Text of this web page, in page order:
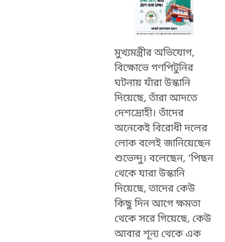
মুখ্যমন্ত্রীর অভিযোগ,
বিক্ষোভে গণপিটুনির
ঘটনায় যাঁরা উস্কানি
দিয়েছে, তাঁরা আদতে
দেশদ্রোহী। তাঁদের
অনেকেই বিরোধী দলের
লোক বলেই জানিয়েছেন
শুভেন্দু। বলেছেন, ‘পিছন
থেকে যারা উস্কানি
দিয়েছে, তাদের কেউ
কিছু দিন আগে ক্ষমতা
থেকে সরে গিয়েছে, কেউ
আবার শূন্য থেকে এক